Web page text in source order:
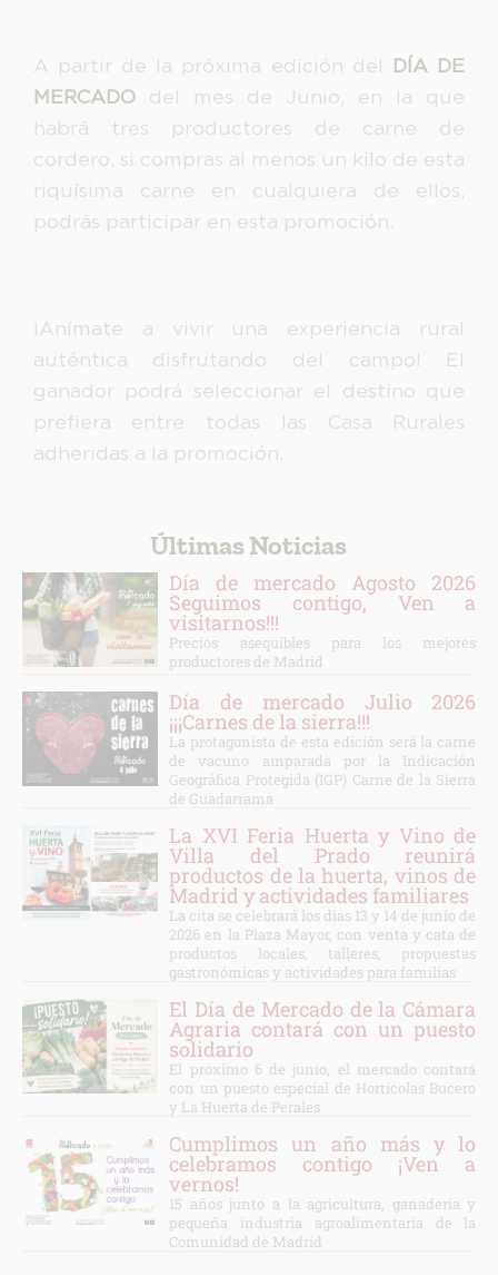
A partir de la próxima edición del
DÍA DE
MERCADOdel mes de Junio, en la que
habrá tres productores de carne de
cordero, si compras al menos un kilo de esta
riquísima carne en cualquiera de ellos,
podrás participar en esta promoción.
¡Anímate a vivir una experiencia rural
auténtica disfrutando del campo! El
ganador podrá seleccionar el destino que
prefiera entre todas las Casa Rurales
adheridas a la promoción.
Últimas Noticias
Día de mercado Agosto 2026
Seguimos contigo, Ven a
visitarnos!!!
Precios asequibles para los mejores
productores de Madrid
Día de mercado Julio 2026
¡¡¡Carnes de la sierra!!!
La protagonista de esta edición será la carne
de vacuno amparada por la Indicación
Geográfica Protegida (IGP) Carne de la Sierra
de Guadarrama
La XVI Feria Huerta y Vino de
Villa del Prado reunirá
productos de la huerta, vinos de
Madrid y actividades familiares
La cita se celebrará los días 13 y 14 de junio de
2026 en la Plaza Mayor, con venta y cata de
productos locales, talleres, propuestas
gastronómicas y actividades para familias
El Día de Mercado de la Cámara
Agraria contará con un puesto
solidario
El próximo 6 de junio, el mercado contará
con un puesto especial de Hortícolas Bucero
y La Huerta de Perales
Cumplimos un año más y lo
celebramos contigo ¡Ven a
vernos!
15 años junto a la agricultura, ganadería y
pequeña industria agroalimentaria de la
Comunidad de Madrid